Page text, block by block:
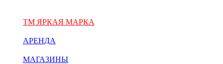
ТМ ЯРКАЯ МАРКА
АРЕНДА
МАГАЗИНЫ